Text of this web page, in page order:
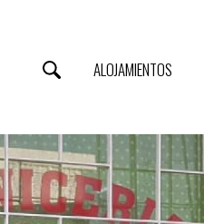
ALOJAMIENTOS